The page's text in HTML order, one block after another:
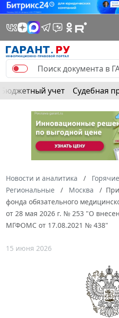
Бюджетный учет Судебная
Новости и аналитика
Региональные
Москва
фонда обязательного
от 28 мая 2026 г. № 253 "О
МГФОМС от 17.08.2021 № 438"
15 июня 2026